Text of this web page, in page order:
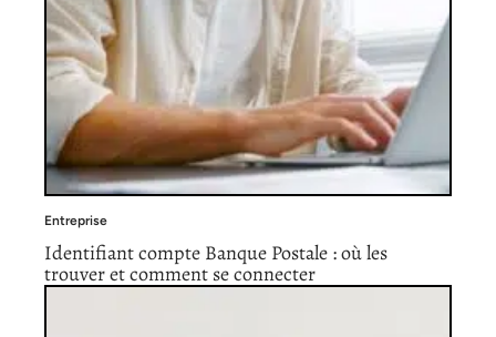
Entreprise
Identifiant compte Banque Postale : où les
trouver et comment se connecter